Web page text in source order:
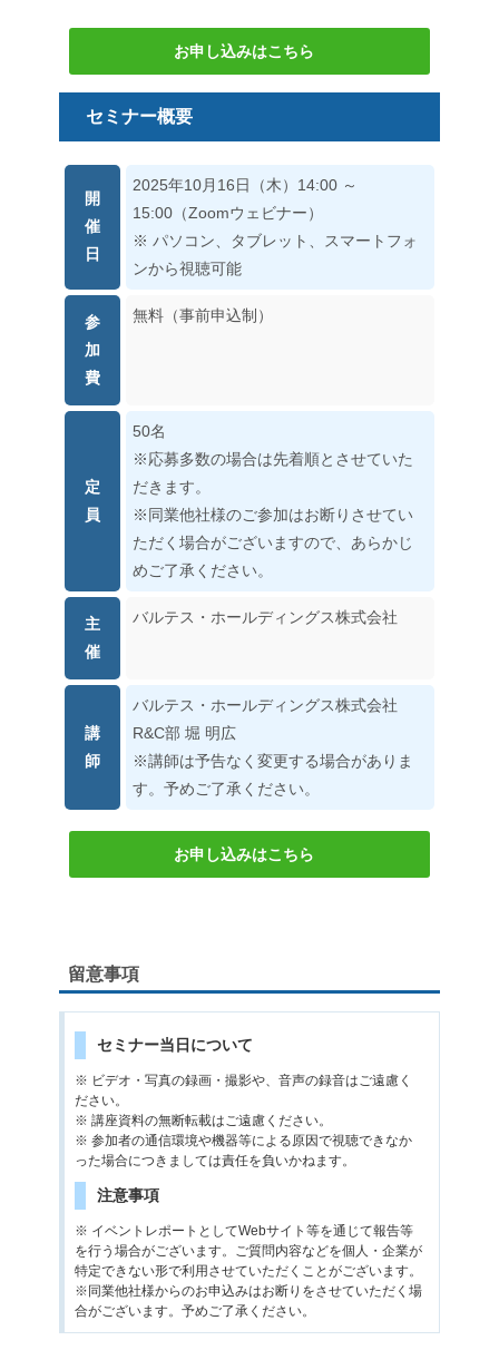
お申し込みはこちら
セミナー概要
開
催
日
2025年10月16日（木）14:00 ～
15:00（Zoomウェビナー）
※ パソコン、タブレット、スマートフォ
ンから視聴可能
参
加
費
無料（事前申込制）
定
員
50名
※応募多数の場合は先着順とさせていた
だきます。
※同業他社様のご参加はお断りさせてい
ただく場合がございますので、あらかじ
めご了承ください。
主
催
バルテス・ホールディングス株式会社
講
師
バルテス・ホールディングス株式会社
R&C部 堀 明広
※講師は予告なく変更する場合がありま
す。予めご了承ください。
お申し込みはこちら
留意事項
セミナー当日について
※ ビデオ・写真の録画・撮影や、音声の録音はご遠慮く
ださい。
※ 講座資料の無断転載はご遠慮ください。
※ 参加者の通信環境や機器等による原因で視聴できなか
った場合につきましては責任を負いかねます。
注意事項
※ イベントレポートとしてWebサイト等を通じて報告等
を行う場合がございます。ご質問内容などを個人・企業が
特定できない形で利用させていただくことがございます。
※同業他社様からのお申込みはお断りをさせていただく場
合がございます。予めご了承ください。